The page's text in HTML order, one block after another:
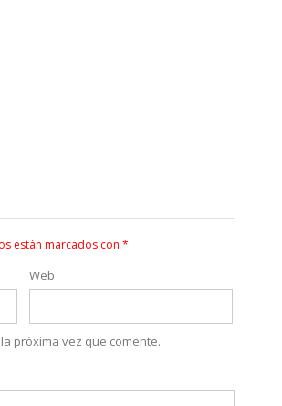
están marcados con *
Web
próxima vez que comente.